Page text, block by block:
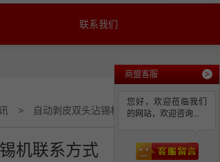
联系我们
> 自动剥皮双头沾锡机联系方式(推荐)_自动裁线沾锡机联系方式
机联系方式
商盟客服 >
您好，欢迎莅临我们
的网站，欢迎咨询...